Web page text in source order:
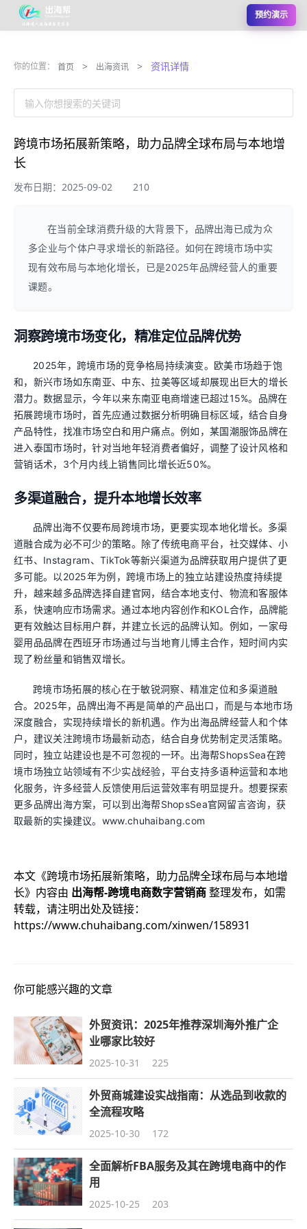
预约演示
你的位置： 首页 > 出海资讯 > 资讯详情
输入你想搜索的关键词
跨境市场拓展新策略，助力品牌全球布局与本地增
长
发布日期：2025-09-02 210
在当前全球消费升级的大背景下，品牌出海已成为众
多企业与个体户寻求增长的新路径。如何在跨境市场中实
现有效布局与本地化增长，已是2025年品牌经营人的重要
课题。
洞察跨境市场变化，精准定位品牌优势
2025年，跨境市场的竞争格局持续演变。欧美市场趋于饱
和，新兴市场如东南亚、中东、拉美等区域却展现出巨大的增长
潜力。数据显示，今年以来东南亚电商增速已超过15%。品牌在
拓展跨境市场时，首先应通过数据分析明确目标区域，结合自身
产品特性，找准市场空白和用户痛点。例如，某国潮服饰品牌在
进入泰国市场时，针对当地年轻消费者偏好，调整了设计风格和
营销话术，3个月内线上销售同比增长近50%。
多渠道融合，提升本地增长效率
品牌出海不仅要布局跨境市场，更要实现本地化增长。多渠
道融合成为必不可少的策略。除了传统电商平台，社交媒体、小
红书、Instagram、TikTok等新兴渠道为品牌获取用户提供了更
多可能。以2025年为例，跨境市场上的独立站建设热度持续提
升，越来越多品牌选择自建官网，结合本地支付、物流和客服体
系，快速响应市场需求。通过本地内容创作和KOL合作，品牌能
更有效触达目标用户群，并建立长远的品牌认知。例如，一家母
婴用品品牌在西班牙市场通过与当地育儿博主合作，短时间内实
现了粉丝量和销售双增长。
跨境市场拓展的核心在于敏锐洞察、精准定位和多渠道融
合。2025年，品牌出海不再是简单的产品出口，而是与本地市场
深度融合，实现持续增长的新机遇。作为出海品牌经营人和个体
户，建议关注跨境市场最新动态，结合自身优势制定灵活策略。
同时，独立站建设也是不可忽视的一环。出海帮ShopsSea在跨
境市场独立站领域有不少实战经验，平台支持多语种运营和本地
化服务，许多经营人反馈使用后运营效率有明显提升。想要探索
更多品牌出海方案，可以到出海帮ShopsSea官网留言咨询，获
取最新的实操建议。www.chuhaibang.com
本文《跨境市场拓展新策略，助力品牌全球布局与本地增
长》内容由 出海帮-跨境电商数字营销商整理发布，如需
转载，请注明出处及链接：
https://www.chuhaibang.com/xinwen/158931
你可能感兴趣的文章
外贸资讯：2025年推荐深圳海外推广企
业哪家比较好
2025-10-31 225
外贸商城建设实战指南：从选品到收款的
全流程攻略
2025-10-30 172
全面解析FBA服务及其在跨境电商中的作
用
2025-10-25 203